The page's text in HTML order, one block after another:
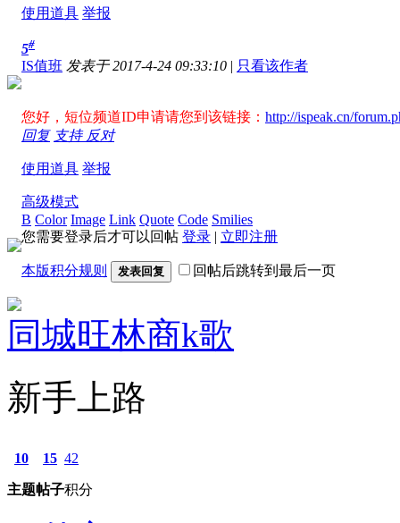
使用道具 举报
5#
IS值班 发表于 2017-4-24 09:33:10 | 只看该作者
您好，短位频道ID申请请您到该链接： http://ispeak.cn/
回复 支持 反对
使用道具 举报
高级模式
B Color Image Link Quote Code Smilies
您需要登录后才可以回帖 登录 | 立即注册
本版积分规则 发表回复 回帖后跳转到最后一页
同城旺林商k歌
新手上路
10
主题
15
帖子
42
积分